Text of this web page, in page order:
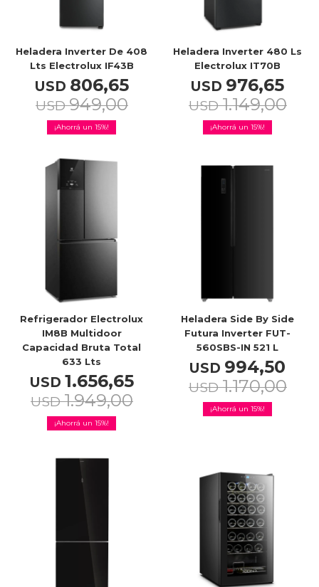
Heladera Inverter De 408
Lts Electrolux IF43B
USD 806,65
USD 949,00
15
Heladera Inverter 480 Ls
Electrolux IT70B
USD 976,65
USD 1.149,00
15
Refrigerador Electrolux
IM8B Multidoor
Capacidad Bruta Total
633 Lts
USD 1.656,65
USD 1.949,00
15
Heladera Side By Side
Futura Inverter FUT-
560SBS-IN 521 L
USD 994,50
USD 1.170,00
15
Mis pedidos
Atención Personalizada
Service